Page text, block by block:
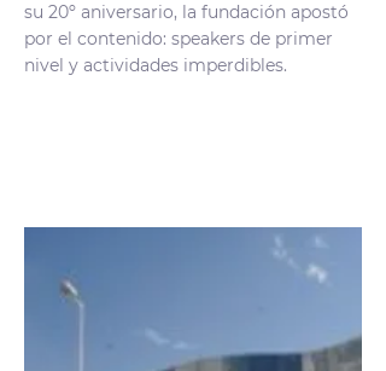
su 20º aniversario, la fundación apostó
por el contenido: speakers de primer
nivel y actividades imperdibles.